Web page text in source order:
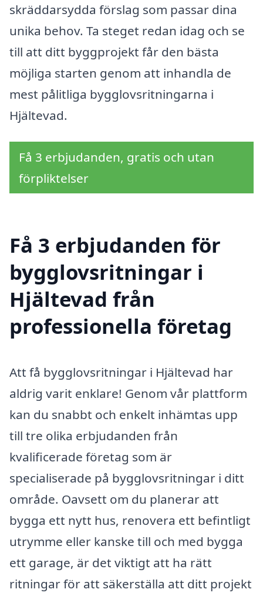
skräddarsydda förslag som passar dina
unika behov. Ta steget redan idag och se
till att ditt byggprojekt får den bästa
möjliga starten genom att inhandla de
mest pålitliga bygglovsritningarna i
Hjältevad.
Få 3 erbjudanden, gratis och utan
förpliktelser
Få 3 erbjudanden för
bygglovsritningar i
Hjältevad från
professionella företag
Att få bygglovsritningar i Hjältevad har
aldrig varit enklare! Genom vår plattform
kan du snabbt och enkelt inhämtas upp
till tre olika erbjudanden från
kvalificerade företag som är
specialiserade på bygglovsritningar i ditt
område. Oavsett om du planerar att
bygga ett nytt hus, renovera ett befintligt
utrymme eller kanske till och med bygga
ett garage, är det viktigt att ha rätt
ritningar för att säkerställa att ditt projekt